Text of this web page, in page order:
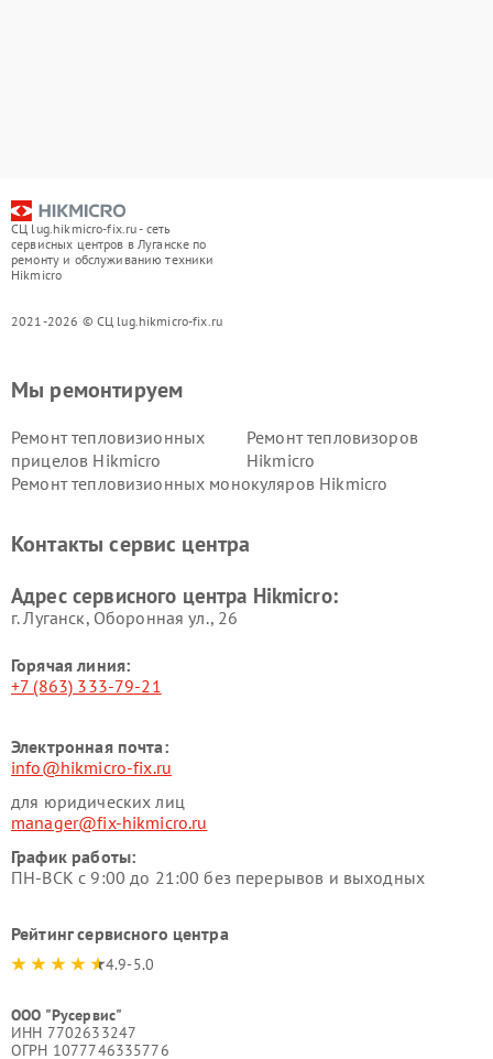
СЦ lug.hikmicro-fix.ru - сеть
сервисных центров в Луганске по
ремонту и обслуживанию техники
Hikmicro
2021-2026 © СЦ lug.hikmicro-fix.ru
Мы ремонтируем
Ремонт тепловизионных
прицелов Hikmicro
Ремонт тепловизоров
Hikmicro
Ремонт тепловизионных монокуляров Hikmicro
Контакты сервис центра
Адрес сервисного центра Hikmicro:
г. Луганск, Оборонная ул., 26
Горячая линия:
+7 (863) 333-79-21
Электронная почта:
info@hikmicro-fix.ru
для юридических лиц
manager@fix-hikmicro.ru
График работы:
ПН-ВСК с 9:00 до 21:00 без перерывов и выходных
Рейтинг сервисного центра
4.9-5.0
ООО "Русервис"
ИНН 7702633247
ОГРН 1077746335776